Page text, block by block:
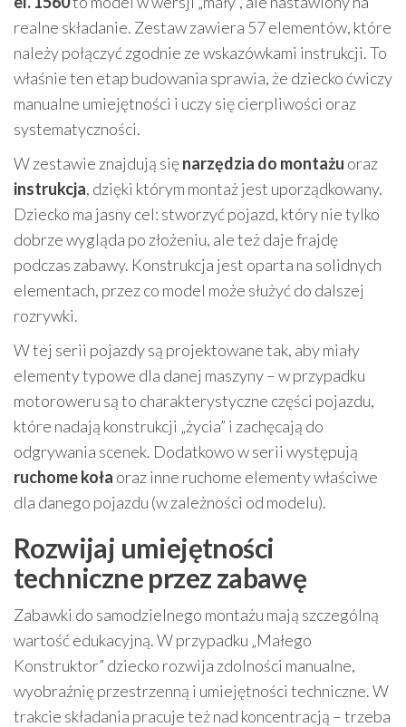
realne składanie. Zestaw zawiera 57 elementów, które
należy połączyć zgodnie ze wskazówkami instrukcji. To
właśnie ten etap budowania sprawia, że dziecko ćwiczy
manualne umiejętności i uczy się cierpliwości oraz
systematyczności.
W zestawie znajdują sięnarzędzia do montażu oraz
instrukcja, dzięki którym montaż jest uporządkowany.
Dziecko ma jasny cel: stworzyć pojazd, który nie tylko
dobrze wygląda po złożeniu, ale też daje frajdę
podczas zabawy. Konstrukcja jest oparta na solidnych
elementach, przez co model może służyć do dalszej
rozrywki.
W tej serii pojazdy są projektowane tak, aby miały
elementy typowe dla danej maszyny – w przypadku
motoroweru są to charakterystyczne części pojazdu,
które nadają konstrukcji „życia” i zachęcają do
odgrywania scenek. Dodatkowo w serii występują
ruchome koła oraz inne ruchome elementy właściwe
dla danego pojazdu (w zależności od modelu).
Rozwijaj umiejętności
techniczne przez zabawę
Zabawki do samodzielnego montażu mają szczególną
wartość edukacyjną. W przypadku „Małego
Konstruktor” dziecko rozwija zdolności manualne,
wyobraźnię przestrzenną i umiejętności techniczne. W
trakcie składania pracuje też nad koncentracją – trzeba